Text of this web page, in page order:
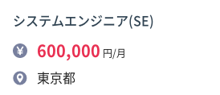
システムエンジニア(SE)
600,000 円/月
東京都